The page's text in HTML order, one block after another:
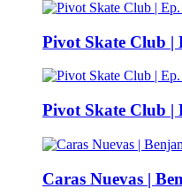
Pivot Skate Club |
Pivot Skate Club |
Caras Nuevas |